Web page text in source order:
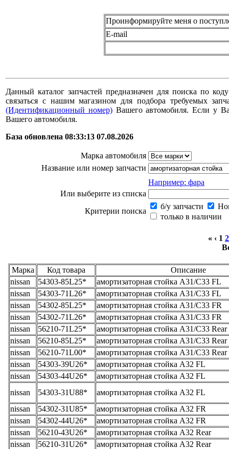
Проинформируйте меня о
E-mail
Данный каталог запчастей предназначен для поиска по
связаться с нашим магазином для подбора требуемых
(Идентификационный номер)Вашего автомобиля. Если у
Вашего автомобиля.
База обновлена 08:33:13 07.08.2026
Марка автомобиля
Название или номер запчасти
Например: фара
Или выберите из списка
Критерии поиска
б/у запчасти
только в наличии
« ‹ 1 2
Марка Код товара
Описание
nissan
54303-85L25*
амортизаторная стойка A31/C33 FL
nissan
54303-71L26*
амортизаторная стойка A31/C33 FL
nissan
54302-85L25*
амортизаторная стойка A31/C33 FR
nissan
54302-71L26*
амортизаторная стойка A31/C33 FR
nissan
56210-71L25*
амортизаторная стойка A31/C33 Rear
nissan
56210-85L25*
амортизаторная стойка A31/C33 Rear
nissan
56210-71L00*
амортизаторная стойка A31/C33
nissan
54303-39U26*
амортизаторная стойка A32 FL
nissan
54303-44U26*
амортизаторная стойка A32 FL
nissan
54303-31U88*
амортизаторная стойка A32 FL
nissan
54302-31U85*
амортизаторная стойка A32 FR
nissan
54302-44U26*
амортизаторная стойка A32 FR
nissan
56210-43U26*
амортизаторная стойка A32 Rear
nissan
56210-31U26*
амортизаторная стойка A32 Rear